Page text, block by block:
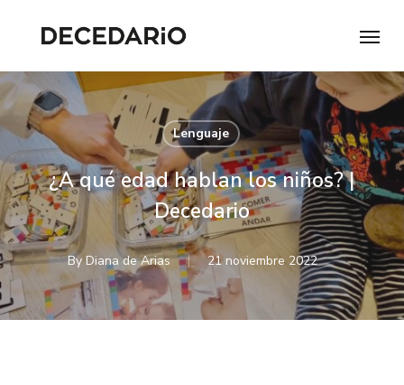
main
content
Menu
Lenguaje
¿A qué edad hablan los niños? |
Decedario
By Diana de Arias 21 noviembre 2022